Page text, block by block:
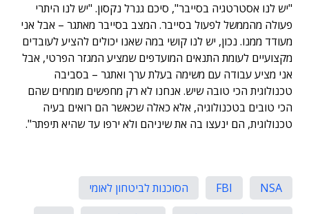
"יש לנו אסטרטגיה בסייבר", סיכם גנרל נקסון. "יש לנו היתרי
פעולה מהממשל לפעול בסייבר. המצב בסייבר מאתגר – אבל אני
מעודד ממנו. נכון, יש לנו קושי במה שאנו יכולים להציע לעובדים
מקצועיים לעומת התנאים המועדפים שמציע המגזר הפרטי, אבל
אני מציע עבודה עם משימה בעלת ערך ואתגר – בסביבה
טכנולוגית הכי טובה שיש. אנחנו לא רק מחפשים מומחים שהם
הכי טובים בטכנולוגיה, אלא כאלה שכאשר הם רואים בעיה
טכנולוגית, הם ינעצו בה את שיניהם ולא ירפו עד שהיא תיפתר".
NSA
FBI
הסוכנות לביטחון לאומי